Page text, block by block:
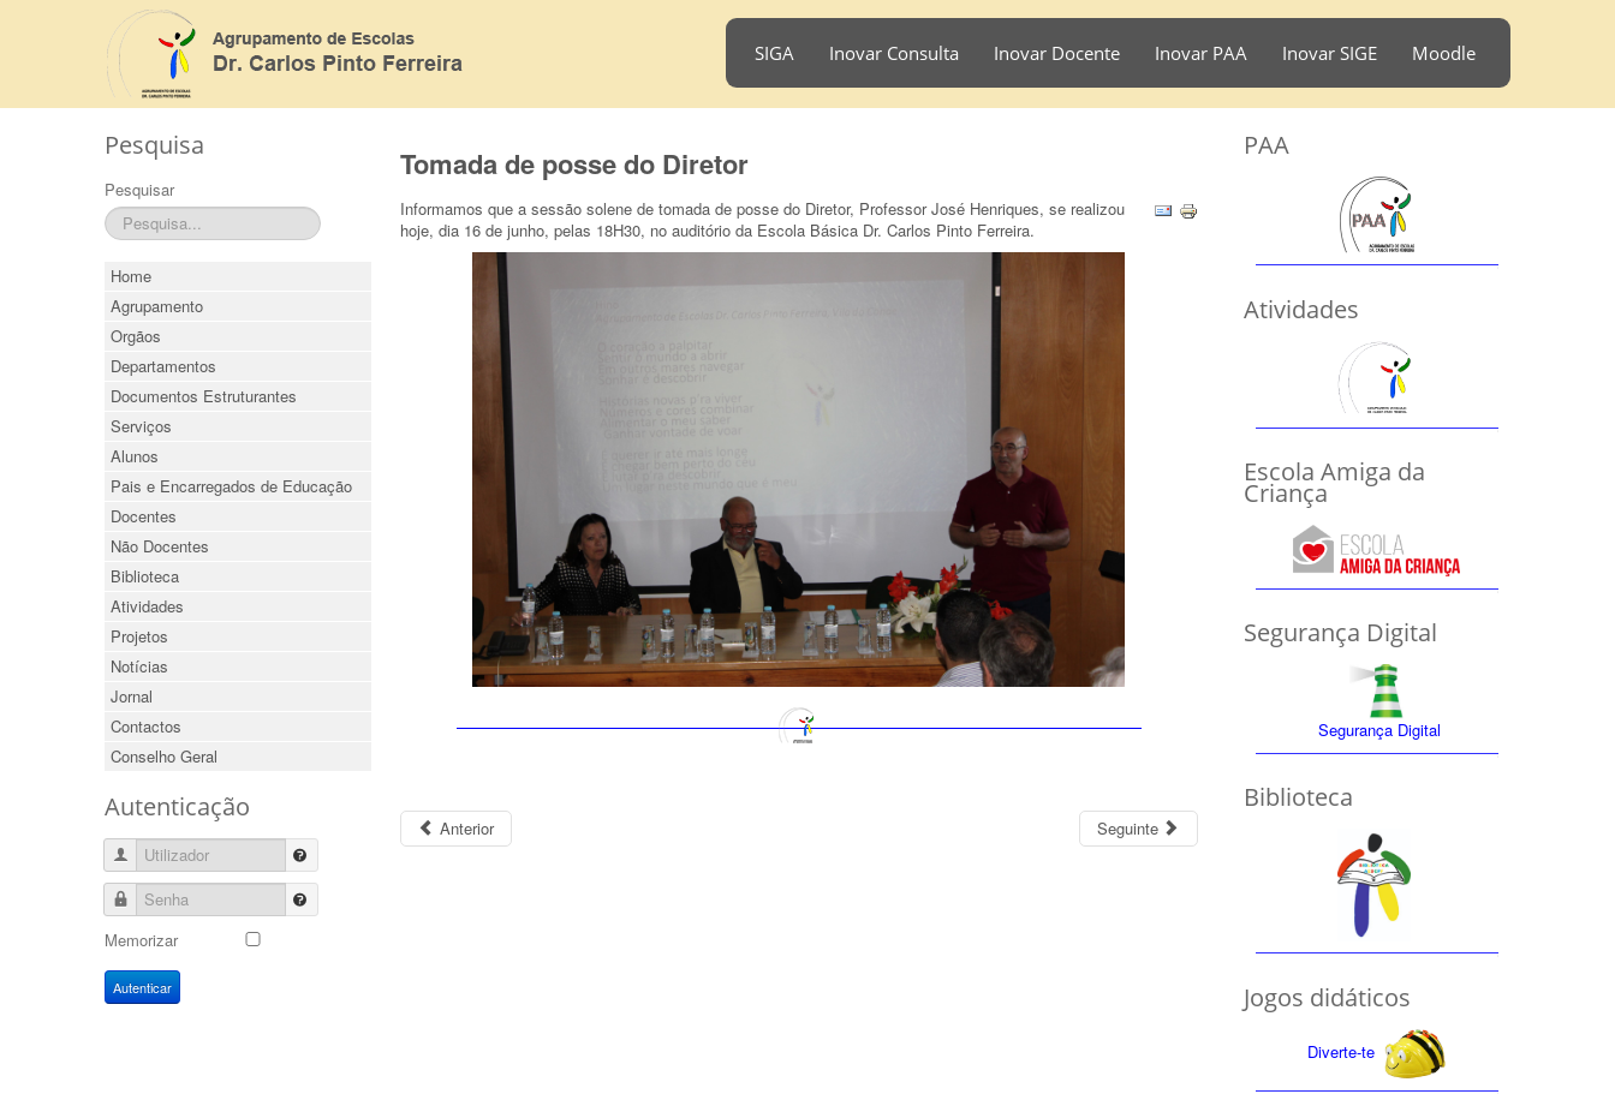
SIGA Inovar Consulta Inovar Docente Inovar PAA Inovar SIGE Moodle
Pesquisa
Pesquisar
Home
Agrupamento
Orgãos
Departamentos
Documentos Estruturantes
Serviços
Alunos
Pais e Encarregados de Educação
Docentes
Não Docentes
Biblioteca
Atividades
Projetos
Notícias
Jornal
Contactos
Conselho Geral
Autenticação
Utilizador
Senha
Memorizar
Autenticar
Tomada de posse do Diretor
Informamos que a sessão solene de tomada de posse do Diretor, Professor José Henriques, se realizou
hoje, dia 16 de junho, pelas 18H30, no auditório da Escola Básica Dr. Carlos Pinto Ferreira.
Anterior Seguinte
PAA
Atividades
Escola Amiga da
Criança
Segurança Digital
Segurança Digital
Biblioteca
Jogos didáticos
Diverte-te